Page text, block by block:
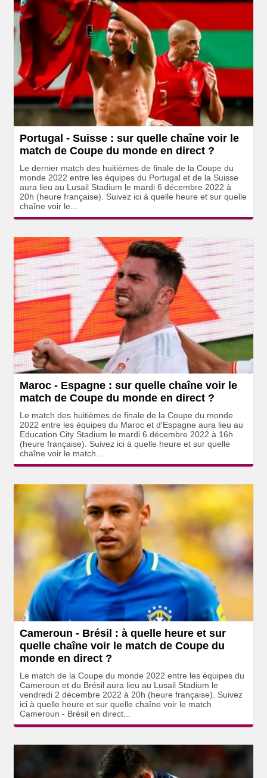
Portugal - Suisse : sur quelle chaîne voir le
match de Coupe du monde en direct ?
Le dernier match des huitièmes de finale de la Coupe du
monde 2022 entre les équipes du Portugal et de la Suisse
aura lieu au Lusail Stadium le mardi 6 décembre 2022 à
20h (heure française). Suivez ici à quelle heure et sur quelle
chaîne voir le...
Maroc - Espagne : sur quelle chaîne voir le
match de Coupe du monde en direct ?
Le match des huitièmes de finale de la Coupe du monde
2022 entre les équipes du Maroc et d'Espagne aura lieu au
Education City Stadium le mardi 6 décembre 2022 à 16h
(heure française). Suivez ici à quelle heure et sur quelle
chaîne voir le match...
Cameroun - Brésil : à quelle heure et sur
quelle chaîne voir le match de Coupe du
monde en direct ?
Le match de la Coupe du monde 2022 entre les équipes du
Cameroun et du Brésil aura lieu au Lusail Stadium le
vendredi 2 décembre 2022 à 20h (heure française). Suivez
ici à quelle heure et sur quelle chaîne voir le match
Cameroun - Brésil en direct...